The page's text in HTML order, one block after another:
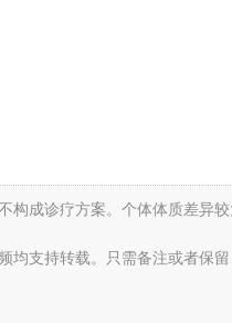
构成诊疗方案。个体体质差异
均支持转载。只需备注或者保留